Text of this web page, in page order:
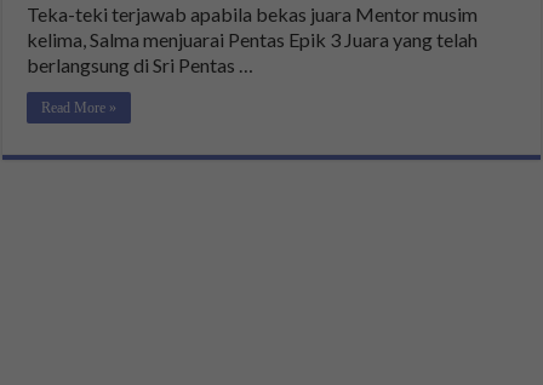
Teka-teki terjawab apabila bekas juara Mentor musim
kelima, Salma menjuarai Pentas Epik 3 Juara yang telah
berlangsung di Sri Pentas …
Read More »